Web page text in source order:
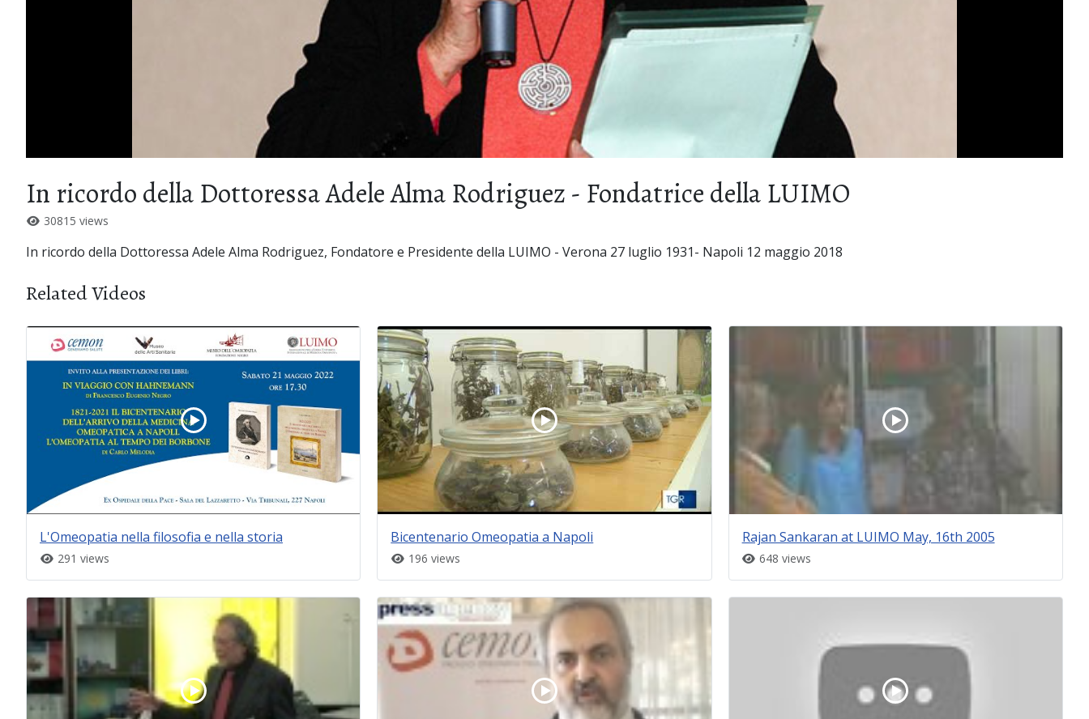
In ricordo della Dottoressa Adele Alma Rodriguez - Fondatrice della LUIMO
30815 views
In ricordo della Dottoressa Adele Alma Rodriguez, Fondatore e Presidente della LUIMO - Verona 27 luglio 1931- Napoli 12 maggio 2018
Related Videos
L'Omeopatia nella filosofia e nella storia
291 views
Bicentenario Omeopatia a Napoli
196 views
Rajan Sankaran at LUIMO May, 16th 2005
648 views